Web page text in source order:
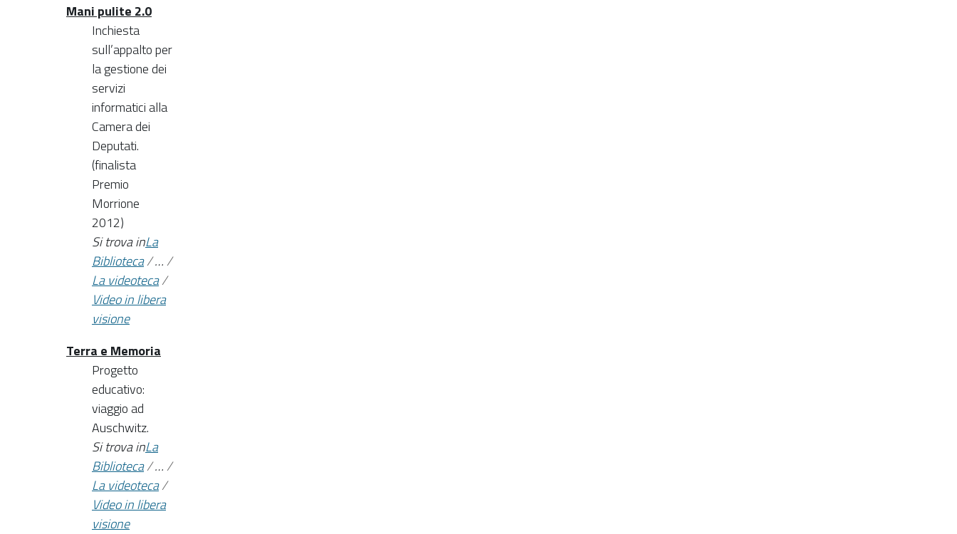
Mani pulite 2.0
Inchiesta
sull’appalto per
la gestione dei
servizi
informatici alla
Camera dei
Deputati.
(finalista
Premio
Morrione
2012)
Si trova inLa
Biblioteca/… /
La videoteca/
Video in libera
visione
Terra e Memoria
Progetto
educativo:
viaggio ad
Auschwitz.
Si trova inLa
Biblioteca/… /
La videoteca/
Video in libera
visione